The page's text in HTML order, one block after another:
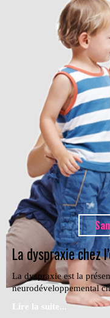
La dyspraxie chez
La dyspraxie est la
neurodéveloppemental
Lire la suite...